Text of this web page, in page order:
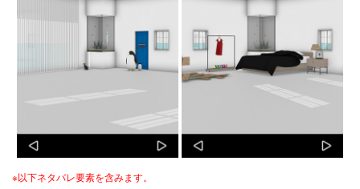
※以下ネタバレ要素を含みます。